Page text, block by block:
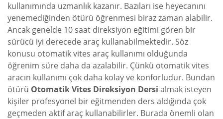
kullanımında uzmanlık kazanır. Bazıları ise heyecanını
yenemediğinden ötürü öğrenmesi biraz zaman alabilir.
Ancak genelde 10 saat direksiyon eğitimi gören bir
sürücü iyi derecede araç kullanabilmektedir. Söz
konusu otomatik vites araç kullanımı olduğunda
öğrenim süre daha da azalabilir. Çünkü otomatik vites
aracın kullanımı çok daha kolay ve konforludur. Bundan
ötürü Otomatik Vites Direksiyon Dersi almak isteyen
kişiler profesyonel bir eğitmenden ders aldığında çok
geçmeden aktif araç kullanabilirler. Burada önemli olan